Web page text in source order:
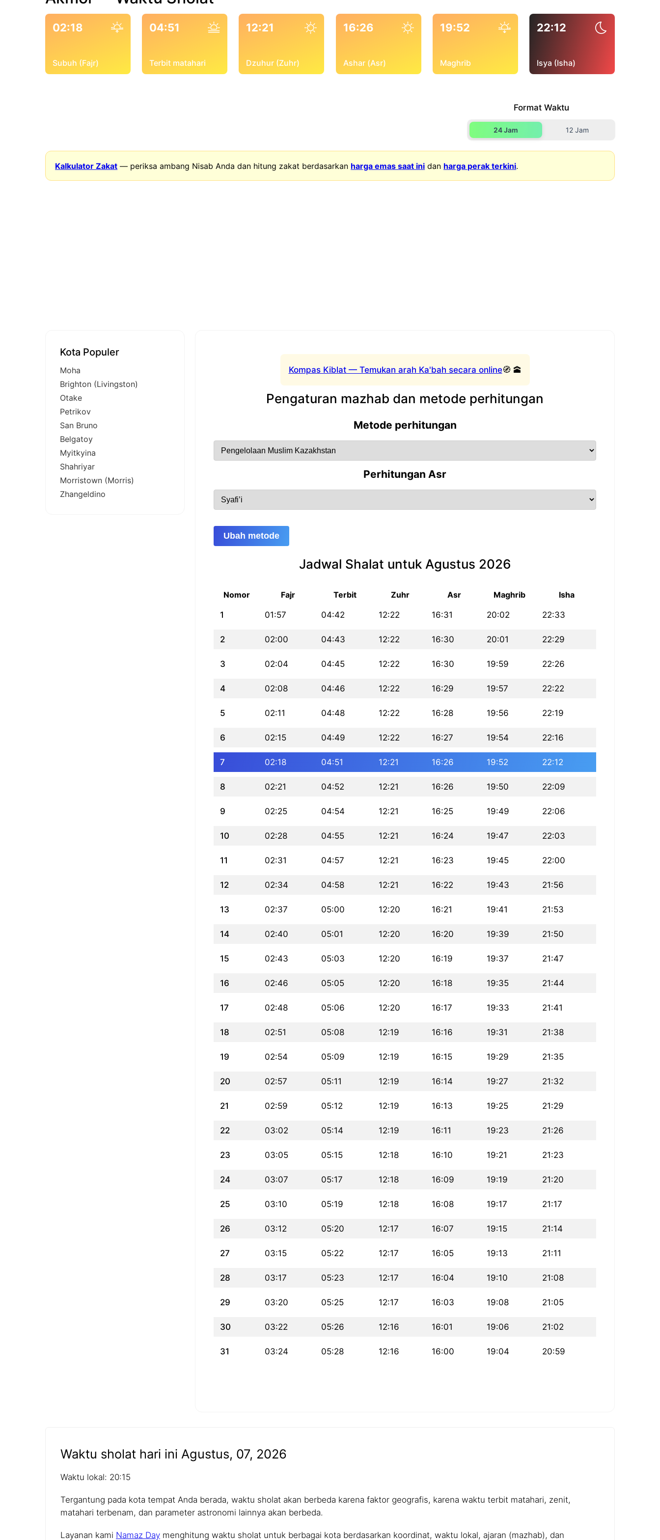
02:18
Subuh (Fajr)
04:51
Terbit matahari
12:21
Dzuhur (Zuhr)
16:26
Ashar (Asr)
19:52
Maghrib
22:12
Isya (Isha)
Format Waktu
24 Jam 12 Jam
Kalkulator Zakat — periksa ambang Nisab Anda dan hitung zakat berdasarkan harga emas saat ini dan harga perak terkini.
Kompas Kiblat — Temukan arah Ka'bah secara online🧭 🕋
Pengaturan mazhab dan metode perhitungan
Metode perhitungan
Perhitungan Asr
Ubah metode
Jadwal Shalat untuk Agustus 2026
Nomor Fajr Terbit Zuhr Asr Maghrib Isha
1 01:57 04:42 12:22 16:31 20:02 22:33
2 02:00 04:43 12:22 16:30 20:01 22:29
3 02:04 04:45 12:22 16:30 19:59 22:26
4 02:08 04:46 12:22 16:29 19:57 22:22
5 02:11 04:48 12:22 16:28 19:56 22:19
6 02:15 04:49 12:22 16:27 19:54 22:16
7 02:18 04:51 12:21 16:26 19:52 22:12
8 02:21 04:52 12:21 16:26 19:50 22:09
9 02:25 04:54 12:21 16:25 19:49 22:06
10 02:28 04:55 12:21 16:24 19:47 22:03
11 02:31 04:57 12:21 16:23 19:45 22:00
12 02:34 04:58 12:21 16:22 19:43 21:56
13 02:37 05:00 12:20 16:21 19:41 21:53
14 02:40 05:01 12:20 16:20 19:39 21:50
15 02:43 05:03 12:20 16:19 19:37 21:47
16 02:46 05:05 12:20 16:18 19:35 21:44
17 02:48 05:06 12:20 16:17 19:33 21:41
18 02:51 05:08 12:19 16:16 19:31 21:38
19 02:54 05:09 12:19 16:15 19:29 21:35
20 02:57 05:11 12:19 16:14 19:27 21:32
21 02:59 05:12 12:19 16:13 19:25 21:29
22 03:02 05:14 12:19 16:11 19:23 21:26
23 03:05 05:15 12:18 16:10 19:21 21:23
24 03:07 05:17 12:18 16:09 19:19 21:20
25 03:10 05:19 12:18 16:08 19:17 21:17
26 03:12 05:20 12:17 16:07 19:15 21:14
27 03:15 05:22 12:17 16:05 19:13 21:11
28 03:17 05:23 12:17 16:04 19:10 21:08
29 03:20 05:25 12:17 16:03 19:08 21:05
30 03:22 05:26 12:16 16:01 19:06 21:02
31 03:24 05:28 12:16 16:00 19:04 20:59
Kota Populer
Moha
Brighton (Livingston)
Otake
Petrikov
San Bruno
Belgatoy
Myitkyina
Shahriyar
Morristown (Morris)
Zhangeldino
Waktu sholat hari ini Agustus, 07, 2026
Waktu lokal: 20:15
Tergantung pada kota tempat Anda berada, waktu sholat akan berbeda karena faktor geografis, karena waktu terbit matahari, zenit,
matahari terbenam, dan parameter astronomi lainnya akan berbeda.
Layanan kami Namaz Day menghitung waktu sholat untuk berbagai kota berdasarkan koordinat, waktu lokal, ajaran (mazhab), dan